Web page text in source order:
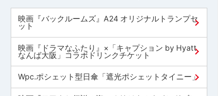
映画『バックルームズ』A24 オリジナルトランプセ
ット
映画『ドラマなふたり』×「キャプション by Hyatt
なんば大阪」コラボドリンクチケット
Wpc.ポシェット型日傘「遮光ポシェットタイニー」